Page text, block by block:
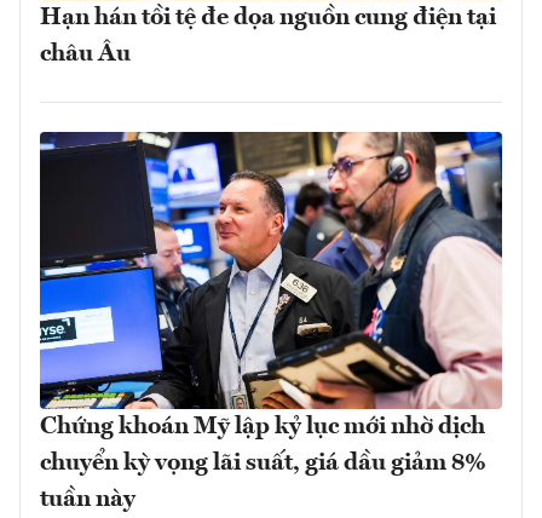
Hạn hán tồi tệ đe dọa nguồn cung điện tại
châu Âu
Chứng khoán Mỹ lập kỷ lục mới nhờ dịch
chuyển kỳ vọng lãi suất, giá dầu giảm 8%
tuần này